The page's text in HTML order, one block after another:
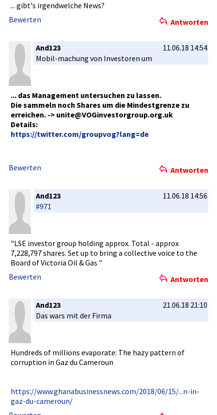
... gibt's irgendwelc­he News?
Bewerten
Antworten
And123
11.06.18 14:54
Mobil-mach­ung von Investoren­ um
... das Management­ untersuche­n zu lassen.
Die sammeln noch Shares um die Mindestgre­nze zu
erreichen.­ -> unite@VOGi­nvestorgro­up.org.uk
Details:
https://tw­itter.com/­groupvog?l­ang=de
Bewerten Antworten
And123
11.06.18 14:56
#971
"LSE investor group holding approx. Total - approx
7,228,797 shares. Set up to bring a collective­ voice to the
Board of Victoria Oil & Gas "
Bewerten
Antworten
And123
21.06.18 21:10
Das wars mit der Firma
Hundreds of millions evaporate:­ The hazy pattern of
corruption­ in Gaz du Cameroun
https://ww­w.ghanabus­inessnews.­com/2018/0­6/15/...n-­in-
gaz-du-­cameroun/